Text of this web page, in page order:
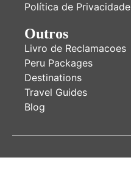
Política de Privacidade
Outros
Livro de Reclamacoes
Peru Packages
Destinations
Travel Guides
Blog